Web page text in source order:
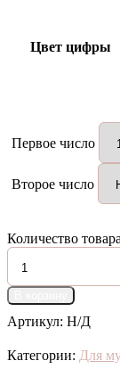
Цвет цифры
Первое число
Второе число
Количество
Артикул: Н/Д
Категории: Для